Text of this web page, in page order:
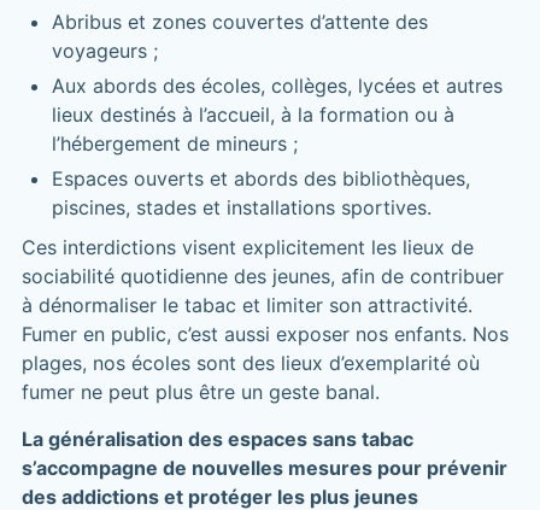
Abribus et zones couvertes d’attente des
voyageurs ;
Aux abords des écoles, collèges, lycées et autres
lieux destinés à l’accueil, à la formation ou à
l’hébergement de mineurs ;
Espaces ouverts et abords des bibliothèques,
piscines, stades et installations sportives.
Ces interdictions visent explicitement les lieux de
sociabilité quotidienne des jeunes, afin de contribuer
à dénormaliser le tabac et limiter son attractivité.
Fumer en public, c’est aussi exposer nos enfants. Nos
plages, nos écoles sont des lieux d’exemplarité où
fumer ne peut plus être un geste banal.
La généralisation des espaces sans tabac
s’accompagne de nouvelles mesures pour prévenir
des addictions et protéger les plus jeunes